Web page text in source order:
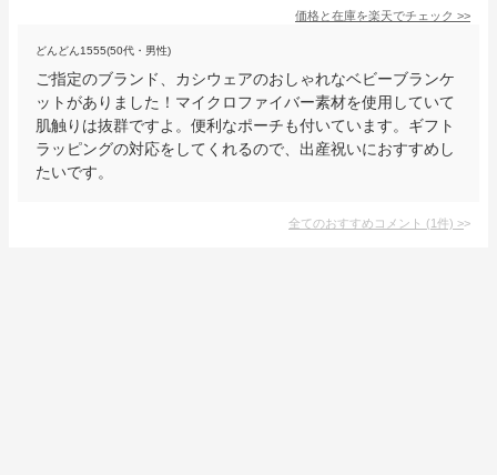
価格と在庫を楽天でチェック >>
どんどん1555(50代・男性)
ご指定のブランド、カシウェアのおしゃれなベビーブランケ
ットがありました！マイクロファイバー素材を使用していて
肌触りは抜群ですよ。便利なポーチも付いています。ギフト
ラッピングの対応をしてくれるので、出産祝いにおすすめし
たいです。
全てのおすすめコメント (1件) >